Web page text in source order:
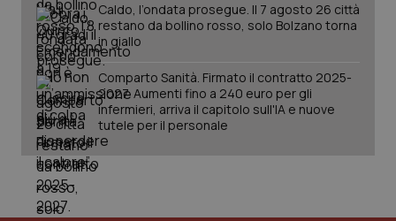
Caldo, l’ondata prosegue. Il 7 agosto 26 città
restano da bollino rosso, solo Bolzano torna
in giallo
Comparto Sanità. Firmato il contratto 2025-
2027. Aumenti fino a 240 euro per gli
infermieri, arriva il capitolo sull'IA e nuove
tutele per il personale
_ga
Google LLC
.quotidianosanita.it